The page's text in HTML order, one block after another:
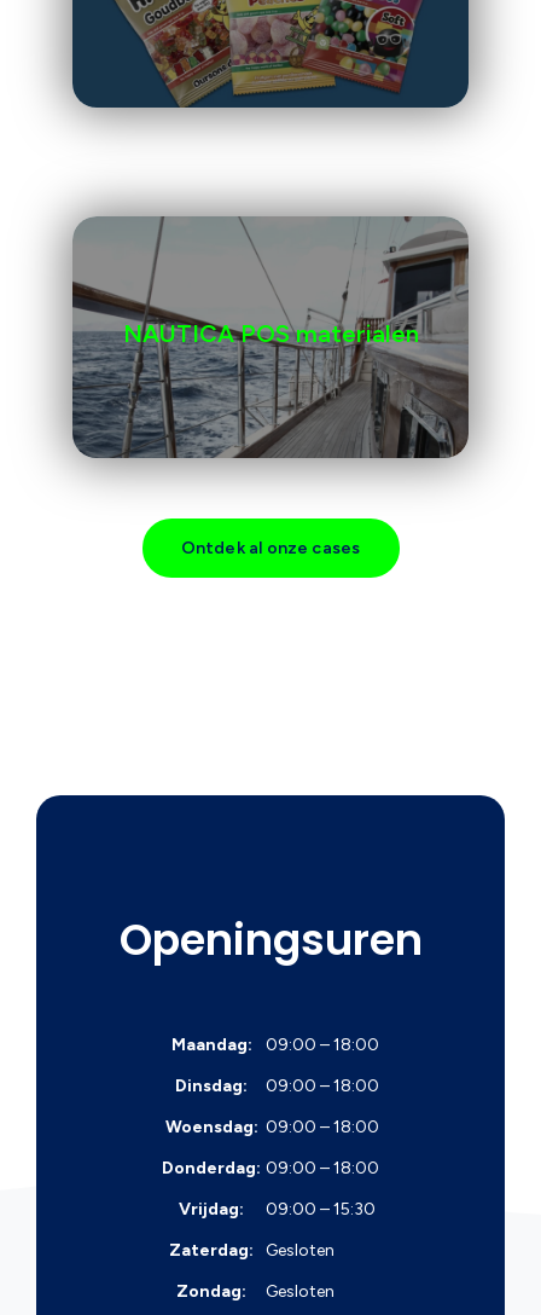
NAUTICA POS materialen
Ontdek al onze cases
Openingsuren
Maandag:
09:00 – 18:00
Dinsdag:
09:00 – 18:00
Woensdag: 09:00 – 18:00
Donderdag: 09:00 – 18:00
Vrijdag:
09:00 – 15:30
Zaterdag:
Gesloten
Zondag:
Gesloten